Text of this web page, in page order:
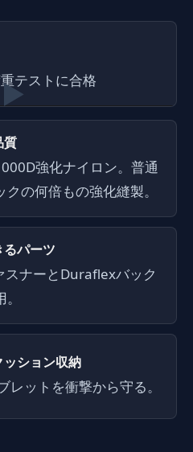
テストに合格
▶
質
強化ナイロン。普通
クの何倍もの強化縫製。
パーツ
スナーとDuraflexバック
ッション収納
レットを衝撃から守る。